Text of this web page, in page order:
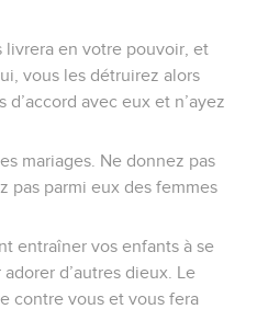
livrera en votre pouvoir, et
vous les détruirez alors
avec eux et n’ayez
mariages. Ne donnez pas
pas parmi eux des femmes
entraîner vos enfants à se
d’autres dieux. Le
contre vous et vous fera